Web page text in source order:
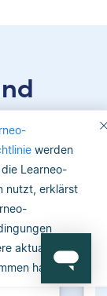
werden
Learneo-
nutzt, erklärst
aktualisierte
hast.